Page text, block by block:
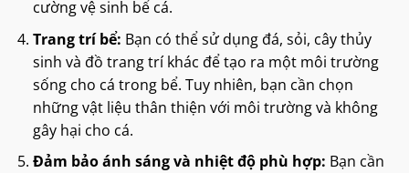
cường vệ sinh bể cá.
Trang trí bể: Bạn có thể sử dụng đá, sỏi, cây thủy
sinh và đồ trang trí khác để tạo ra một môi trường
sống cho cá trong bể. Tuy nhiên, bạn cần chọn
những vật liệu thân thiện với môi trường và không
gây hại cho cá.
Đảm bảo ánh sáng và nhiệt độ phù hợp: Bạn cần